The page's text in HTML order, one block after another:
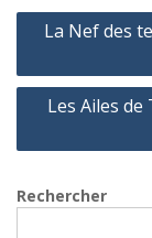
Navigation
l’article
La Nef des
Les Ailes
Rechercher